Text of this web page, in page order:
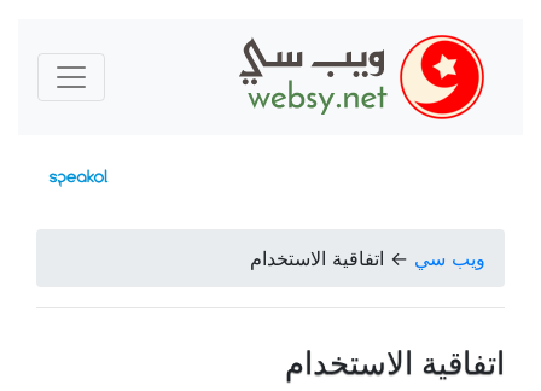
ويب سي ← اتفاقية الاستخدام
اتفاقية الاستخدام